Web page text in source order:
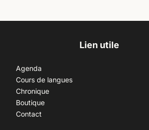
Lien utile
Agenda
Cours de langues
Chronique
Boutique
Contact